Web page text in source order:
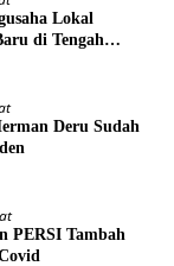
Lokal
di Tengah
Deru Sudah
PERSI Tambah